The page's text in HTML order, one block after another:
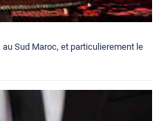
Sud Maroc, et particulierement le